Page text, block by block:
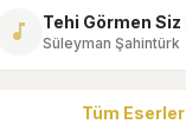
music_note Tehi Görmen Siz
Süleyman Şahintürk
Tüm